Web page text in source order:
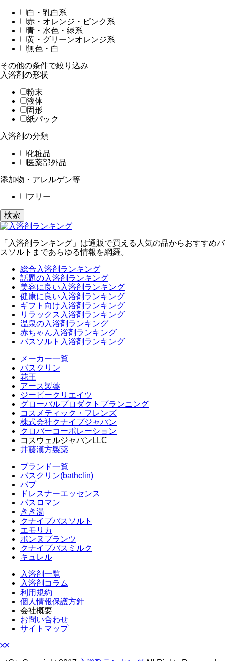
白・乳白系
赤・オレンジ・ピンク系
青・水色・緑系
黄・グリーンオレンジ系
無色・白
その他の条件で絞り込み
入浴剤の形状
粉末
液体
固形
紙パック
入浴剤の分類
化粧品
医薬部外品
添加物・アレルゲン等
フリー
検索
「入浴剤ランキング」は通販で買える人気の品からおすすめバ
スソルトまであらゆる情報を網羅。
総合入浴剤ランキング
話題の入浴剤ランキング
美容に良い入浴剤ランキング
健康に良い入浴剤ランキング
ギフト向け入浴剤ランキング
リラックス入浴剤ランキング
温泉の入浴剤ランキング
赤ちゃん入浴剤ランキング
バスソルト入浴剤ランキング
メーカー一覧
バスクリン
花王
アース製薬
ジーピークリエイツ
グローバルプロダクトプランニング
コスメティック・フレンズ
株式会社クナイプジャパン
クロバーコーポレーション
コスウェルジャパンLLC
井藤漢方製薬
ブランド一覧
バスクリン(bathclin)
バブ
ドレスナーエッセンス
バスロマン
きき湯
クナイプバスソルト
エモリカ
ボンヌプランツ
クナイプバスミルク
キュレル
入浴剤一覧
入浴剤コラム
利用規約
個人情報保護方針
会社概要
お問い合わせ
サイトマップ